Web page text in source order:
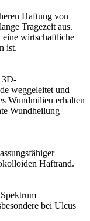
Haftung von
Tragezeit aus.
eine wirtschaftliche
ist.
3D-
weggeleitet und
Wundmilieu erhalten
Wundheilung
Haftrand.
bei Ulcus